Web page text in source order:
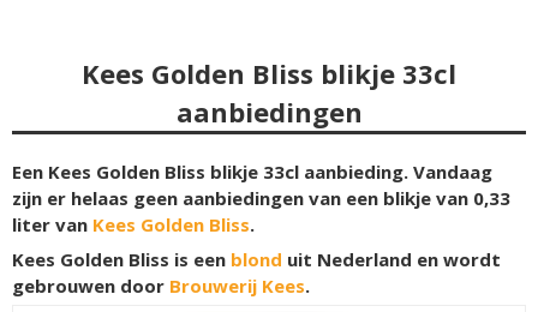
Kees Golden Bliss blikje 33cl
aanbiedingen
Een Kees Golden Bliss blikje 33cl aanbieding. Vandaag
zijn er helaas geen aanbiedingen van een blikje van 0,33
liter van Kees Golden Bliss.
Kees Golden Bliss is een blond uit Nederland en wordt
gebrouwen door Brouwerij Kees.